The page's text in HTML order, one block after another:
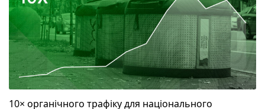
10× органічного трафіку для національного